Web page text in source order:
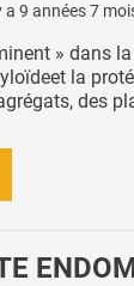
a 9 années 7
» dans
la
des